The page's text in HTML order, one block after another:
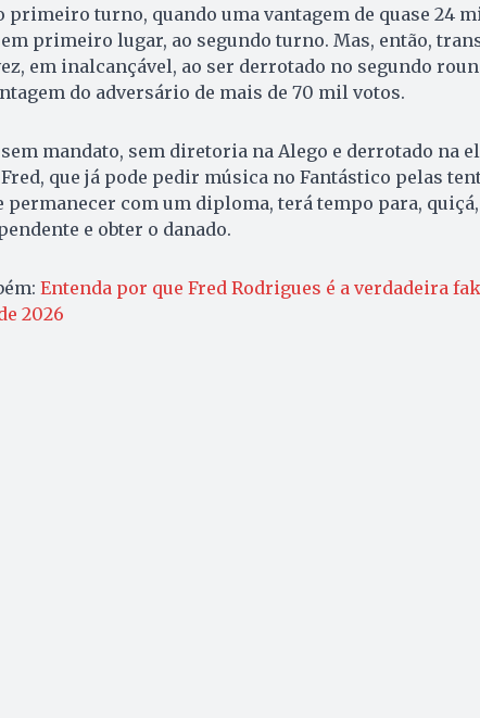
primeiro turno, quando uma vantagem de quase 24
primeiro lugar, ao segundo turno. Mas, então,
em inalcançável, ao ser derrotado no segundo
do adversário de mais de 70 mil votos.
mandato, sem diretoria na Alego e derrotado na
que já pode pedir música no Fantástico pelas
permanecer com um diploma, terá tempo para,
e obter o danado.
Entenda por que Fred Rodrigues é a verdadeira
2026